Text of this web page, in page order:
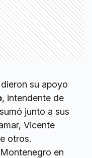
su apoyo
, intendente de
junto a sus
Vicente
otros.
en